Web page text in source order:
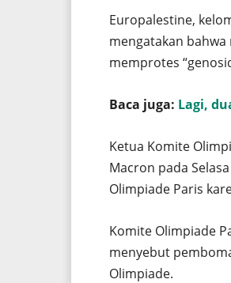
Europalestine,
mengatakan
memprotes
Baca juga: Lagi,
Ketua Komite
Macron pada
Olimpiade Paris
Komite Olimpiade
menyebut
Olimpiade.